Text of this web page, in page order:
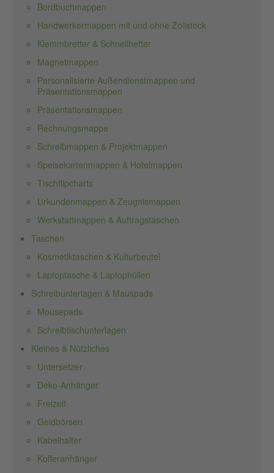
Bordbuchmappen
Handwerkermappen mit und ohne Zollstock
Klemmbretter & Schnellhefter
Magnetmappen
Personalisierte Außendienstmappen und
Präsentationsmappen
Präsentationsmappen
Rechnungsmappe
Schreibmappen & Projektmappen
Speisekartenmappen & Hotelmappen
Tischflipcharts
Urkundenmappen & Zeugnismappen
Werkstattmappen & Auftragstaschen
Taschen
Kosmetiktaschen & Kulturbeutel
Laptoptasche & Laptophüllen
Schreibunterlagen & Mauspads
Mousepads
Schreibtischunterlagen
Kleines & Nützliches
Untersetzer
Deko-Anhänger
Freizeit
Geldbörsen
Kabelhalter
Kofferanhänger